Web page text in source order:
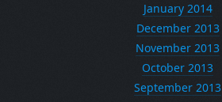
January 2014
December 2013
November 2013
October 2013
September 2013